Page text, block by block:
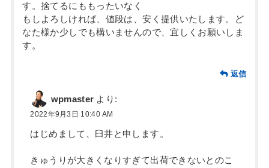
す。捨てるにももったいなく
もしよろしければ、値段は、安く提供いたします。ど
なた様か少しでも構いませんので、宜しくお願いしま
す。
返信
wpmaster より:
2022年9月3日 10:40 AM
はじめまして、臼井と申します。
きゅうりが大きくなりすぎて出荷できないとのこ